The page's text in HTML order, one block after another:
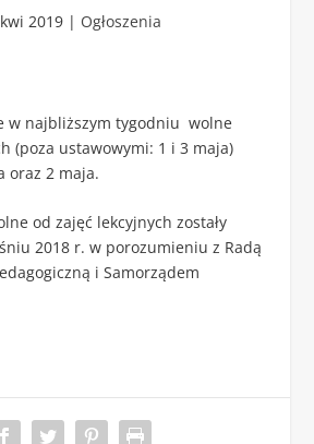
2019 | Ogłoszenia
w najbliższym tygodniu wolne
(poza ustawowymi: 1 i 3 maja)
oraz 2 maja.
od zajęć lekcyjnych zostały
2018 r. w porozumieniu z Radą
i Samorządem